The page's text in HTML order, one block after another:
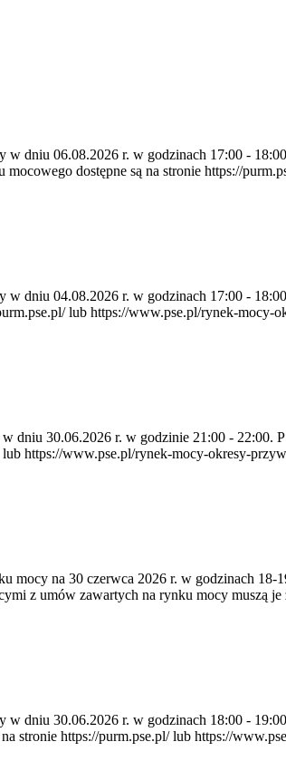
w dniu 06.08.2026 r. w godzinach 17:00 -
dostępne są na stronie https://
w dniu 04.08.2026 r. w godzinach 17:00 -
lub https://www.pse.pl/rynek-
dniu 30.06.2026 r. w godzinie 21:00 -
https://www.pse.pl/rynek-mocy-okresy-
mocy na 30 czerwca 2026 r. w godzinach
z umów zawartych na rynku mocy muszą
w dniu 30.06.2026 r. w godzinach 18:00 -
stronie https://purm.pse.pl/ lub https://